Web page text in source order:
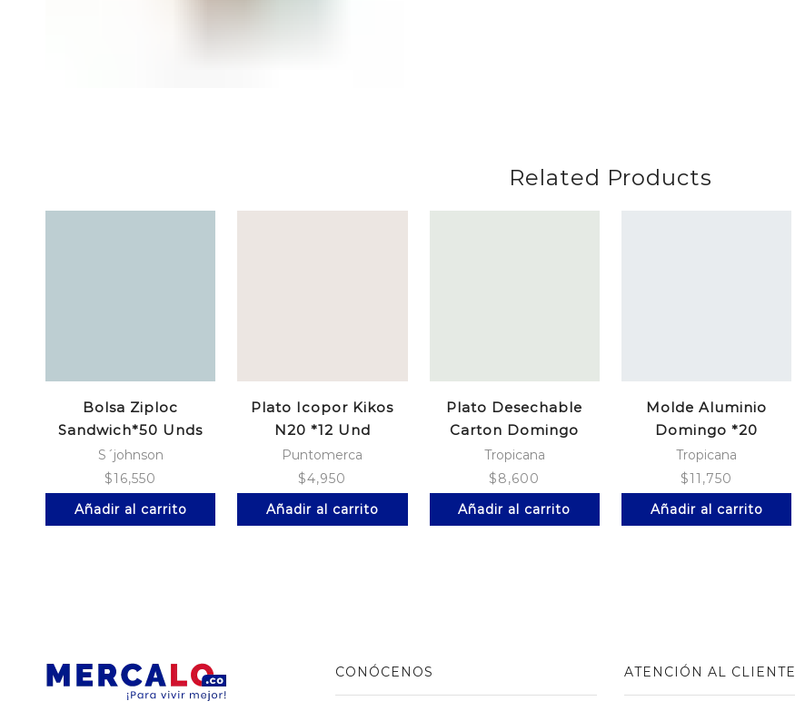
Related Products
Bolsa Ziploc
Sandwich*50 Unds
S´johnson
$16,550
Añadir al carrito
Plato Icopor Kikos
N20 *12 Und
Puntomerca
$4,950
Añadir al carrito
Plato Desechable
Carton Domingo
9Onz*12
Tropicana
$8,600
Añadir al carrito
Molde Aluminio
Domingo *20
Tropicana
$11,750
Añadir al carrito
CONÓCENOS ATENCIÓN AL CLIENTE